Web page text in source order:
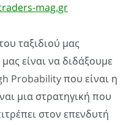
mag.gr
ταξιδιού μας
είναι να διδάξουμε
Probability που είναι η
μια στρατηγική που
στον επενδυτή